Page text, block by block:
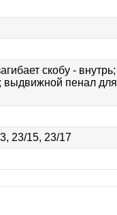
скобу - внутрь;
выдвижной пенал для
23/15, 23/17